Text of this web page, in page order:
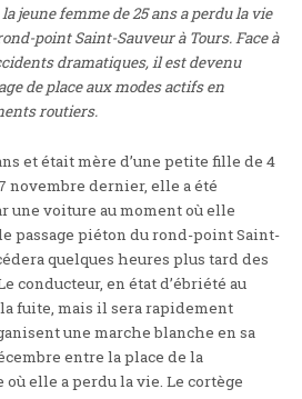
jeune femme de 25 ans a perdu la vie
point Saint-Sauveur à Tours. Face à
dramatiques, il est devenu
de place aux modes actifs en
routiers.
et était mère d’une petite fille de 4
novembre dernier, elle a été
une voiture au moment où elle
passage piéton du rond-point Saint-
quelques heures plus tard des
conducteur, en état d’ébriété au
fuite, mais il sera rapidement
une marche blanche en sa
entre la place de la
elle a perdu la vie. Le cortège